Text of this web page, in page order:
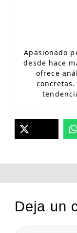
Apasionado
desde hace
ofrece
Deja un